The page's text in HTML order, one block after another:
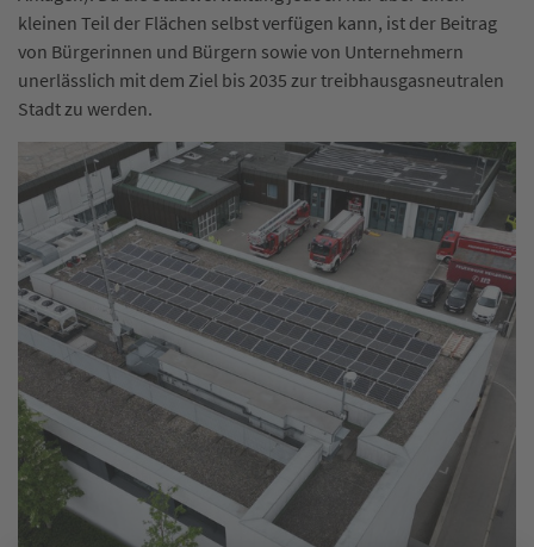
kleinen Teil der Flächen selbst verfügen kann, ist der Beitrag
von Bürgerinnen und Bürgern sowie von Unternehmern
unerlässlich mit dem Ziel bis 2035 zur treibhausgasneutralen
Stadt zu werden.